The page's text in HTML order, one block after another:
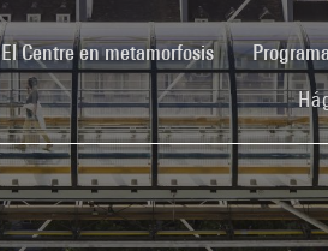
El Centre en metamorfosis(current)